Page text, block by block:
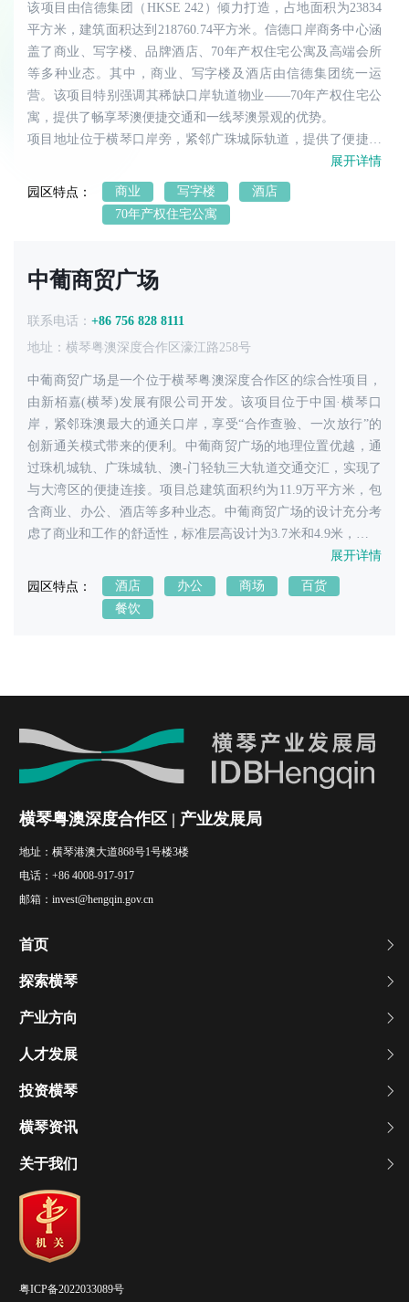
该项目由信德集团（HKSE 242）倾力打造，占地面积为23834
平方米，建筑面积达到218760.74平方米。信德口岸商务中心涵
盖了商业、写字楼、品牌酒店、70年产权住宅公寓及高端会所
等多种业态。其中，商业、写字楼及酒店由信德集团统一运
营。该项目特别强调其稀缺口岸轨道物业——70年产权住宅公
寓，提供了畅享琴澳便捷交通和一线琴澳景观的优势。
项目地址位于横琴口岸旁，紧邻广珠城际轨道，提供了便捷的
公共交通网络，包括多条公交线路和轨道交通，方便居民和访
客的出行。此外，信德口岸商务中心还配备了丰富的社区设
施，如商业街、游泳池、会所等，满足了居民的日常需求，同
时也为周边区域增添了商业活力。
住环境的良好维护和管理。此外，项目周边还有多家购物中
心、医院和学校等生活配套设施，为居民提供了便捷的生活服
务。
和丰富的配套设施使其成为横琴粤澳深度合作区的一个重要地
产项目‌。
展开详情
园区特点： 商业 写字楼
酒店
70年产权住宅公寓
中葡商贸广场
联系电话： +86 756 828 8111
地址：横琴粤澳深度合作区濠江路258号
中葡商贸广场‌是一个位于横琴粤澳深度合作区的综合性项目，
由新栢嘉(横琴)发展有限公司开发。该项目位于中国·横琴口
岸，紧邻珠澳最大的通关口岸，享受“合作查验、一次放行”的
创新通关模式带来的便利。中葡商贸广场的地理位置优越，通
过珠机城轨、广珠城轨、澳-门轻轨三大轨道交通交汇，实现了
与大湾区的便捷连接。项目总建筑面积约为11.9万平方米，包
含商业、办公、酒店等多种业态。中葡商贸广场的设计充分考
虑了商业和工作的舒适性，标准层高设计为3.7米和4.9米，提供
了不同面积段的办公和商业选择，以满足不同客户的需求。项
目还特别引进了国际品牌酒店-希尔顿逸林酒店，为业主和访客
提供了高品质的住宿体验和服务。此外，中葡商贸广场还注重
绿化和容积率的合理规划，保证了居住环境的舒适度和品质。
命，致力于促进中葡之间的经济和文化交流。其独特的地理位
置和丰富的配套设施，使其成为珠海乃至大湾区内的亮点项目
之一‌。
展开详情
园区特点： 酒店 办公 商场
百货
餐饮
横琴粤澳深度合作区 | 产业发展局
地址： 横琴港澳大道868号1号楼3楼
电话： +86 4008-917-917
邮箱： invest@hengqin.gov.cn
首页
探索横琴
产业方向
人才发展
投资横琴
横琴资讯
关于我们
粤ICP备2022033089号